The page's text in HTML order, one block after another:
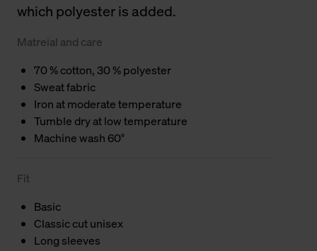
which polyester is added.
Matreial and care
70 % cotton, 30 % polyester
Sweat fabric
Iron at moderate temperature
Tumble dry at low temperature
Machine wash 60°
Fit
Basic
Classic cut unisex
Long sleeves